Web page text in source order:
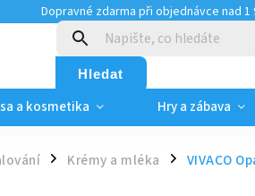
Dopravné zdarma při objednávce nad 1
Hledat
a kosmetika Hry a zábava
/ Krémy a mléka / VIVACO